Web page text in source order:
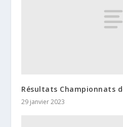
Résultats Championnats
29 janvier 2023